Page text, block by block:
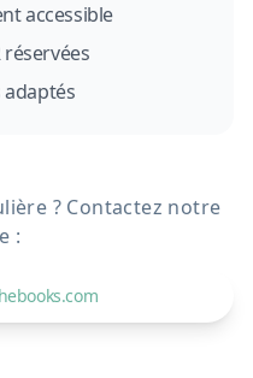
accessible
réservées
adaptés
? Contactez notre
: